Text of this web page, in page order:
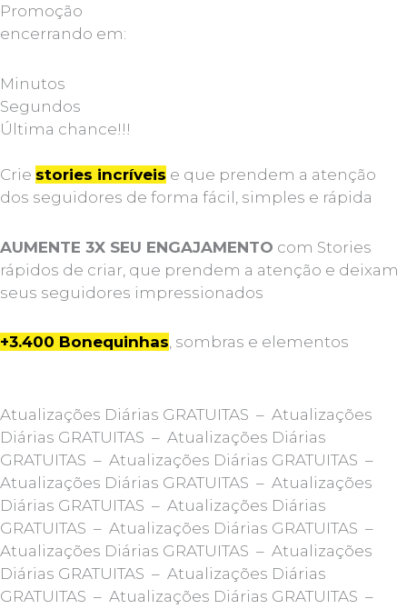
Promoção
encerrando em:
Minutos
Segundos
Última chance!!!
Crie stories incríveis e que prendem a atenção
dos seguidores de forma fácil, simples e rápida
AUMENTE 3X SEU ENGAJAMENTO com Stories
rápidos de criar, que prendem a atenção e deixam
seus seguidores impressionados
+3.400 Bonequinhas, sombras e elementos
Atualizações Diárias GRATUITAS – Atualizações
Diárias GRATUITAS – Atualizações Diárias
GRATUITAS – Atualizações Diárias GRATUITAS –
Atualizações Diárias GRATUITAS – Atualizações
Diárias GRATUITAS – Atualizações Diárias
GRATUITAS – Atualizações Diárias GRATUITAS –
Atualizações Diárias GRATUITAS – Atualizações
Diárias GRATUITAS – Atualizações Diárias
GRATUITAS – Atualizações Diárias GRATUITAS –